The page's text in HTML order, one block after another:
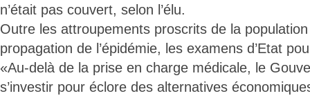
n’était pas couvert, selon l’élu.
Outre les attroupements proscrits de la population
propagation de l’épidémie, les examens d’Etat
«Au-delà de la prise en charge médicale, le
s’investir pour éclore des alternatives